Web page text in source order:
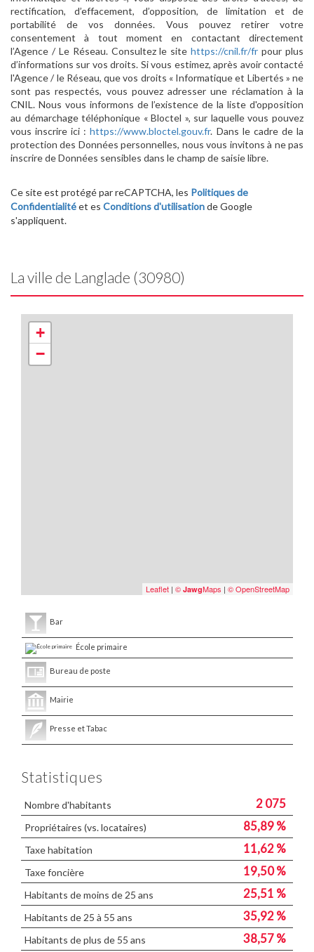
rectification, d’effacement, d’opposition, de limitation et de
portabilité de vos données. Vous pouvez retirer votre
consentement à tout moment en contactant directement
l’Agence / Le Réseau. Consultez le sitehttps://cnil.fr/fr pour plus
d’informations sur vos droits. Si vous estimez, après avoir contacté
l'Agence / le Réseau, que vos droits « Informatique et Libertés » ne
sont pas respectés, vous pouvez adresser une réclamation à la
CNIL. Nous vous informons de l’existence de la liste d'opposition
au démarchage téléphonique « Bloctel », sur laquelle vous pouvez
vous inscrire ici :https://www.bloctel.gouv.fr. Dans le cadre de la
protection des Données personnelles, nous vous invitons à ne pas
inscrire de Données sensibles dans le champ de saisie libre.
Ce site est protégé par reCAPTCHA, les Politiques de
Confidentialitéet es Conditions d'utilisationde Google
s'appliquent.
La ville de Langlade (30980)
+
−
Leaflet | © JawgMaps | © OpenStreetMap
Bar
École primaire
Bureau de poste
Mairie
Presse et Tabac
Statistiques
Nombre d'habitants 2 075
Propriétaires (vs. locataires) 85,89 %
Taxe habitation 11,62 %
Taxe foncière 19,50 %
Habitants de moins de 25 ans 25,51 %
Habitants de 25 à 55 ans 35,92 %
Habitants de plus de 55 ans 38,57 %